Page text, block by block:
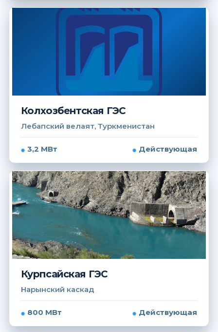
Колхозбентская ГЭС
Лебапский велаят, Туркменистан
3,2 МВт Действующая
Курпсайская ГЭС
Нарынский каскад
800 МВт Действующая